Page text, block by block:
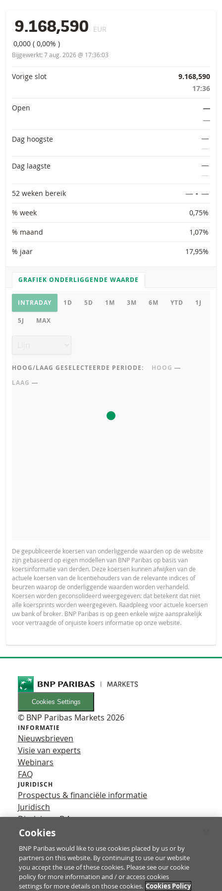
9.168,590 EUR
0,000 (0,00% )
Bijgewerkt: 7 aug. 2026 @ 17:36:03
Primaire informatie
Vorige slot
9.168,590
17:36
Open
―
―
Dag hoogste
―
―
Dag laagste
―
―
52 weken bereik
― - ―
% week 0,75%
% maand 1,07%
% jaar 17,95%
GRAFIEK ONDERLIGGENDE WAARDE
Grafiek onderliggende waarde
GRAFIEK INSTELLINGEN
INTRADAY
1D 5D 1M 3M 6M YTD 1J
5J MAX
HOOG/LAAG GESELECTEERDE PERIODE: HOOG ―
LAAG ―
De gepubliceerde koersen van onderliggende waarden op de website
zijn gebaseerd op eigen modellen van BNP Paribas op basis van
koersinformatie van derden. Deze koersen kunnen afwijken van de
actuele koersen van de licentiehouders van de relevante indices of
beurzen waarop de onderliggende waarden worden verhandeld.
Koersen worden geconsolideerd weergegeven: dat betekent dat niet
alle koersprints worden weergegeven. Raadpleeg voor actuele koersen
uw bank of broker. BNP Paribas is op geen enkele wijze aansprakelijk
voor vertraagde of onjuiste koers informatie op onze website.
Cookies Settings
© BNP Paribas Markets 2026
INFORMATIE
Nieuwsbrieven
Visie van experts
Webinars
FAQ
JURIDISCH
Prospectus & financiële informatie
Juridisch
Disclaimer B.A.
Privacy
YouTube
X
Contact
Cookies
BNP Paribas would like to use cookies placed by us or by
partners on this website. By continuing to use our website
you accept the use of these cookies. Please see our cookie
policy for more information and / or access cookies
settings for more details on those cookies. Cookies Policy